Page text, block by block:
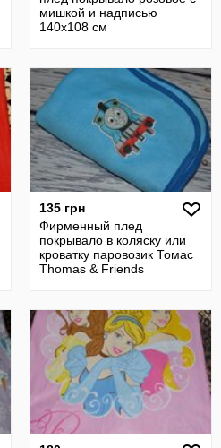
мишкой и надписью
140х108 см
135 грн
Фирменный плед
покрывало в коляску или
кроватку паровозик Томас
Thomas & Friends